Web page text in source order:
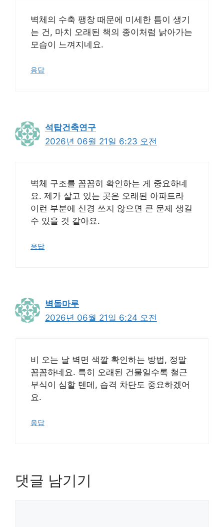
벽체의 수축 팽창 때문에 미세한 틈이 생기
는 건, 마치 오래된 책의 종이처럼 낡아가는
모습이 느껴지네요.
응답
석탑건축연구
2026년 06월 21일 6:23 오전
벽체 구조를 꼼꼼히 확인하는 게 중요하네
요. 제가 살고 있는 곳은 오래된 아파트라
이런 부분에 신경 쓰지 않으면 큰 문제 생길
수 있을 것 같아요.
응답
벽돌마루
2026년 06월 21일 6:24 오전
비 오는 날 벽면 색깔 확인하는 방법, 정말
꼼꼼하네요. 특히 오래된 건물일수록 철근
부식이 심할 텐데, 습격 차단도 중요하겠어
요.
응답
댓글 남기기